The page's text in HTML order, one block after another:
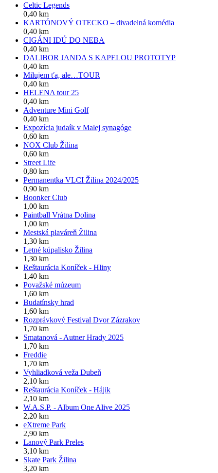
Celtic Legends
0,40 km
KARTÓNOVÝ OTECKO – divadelná komédia
0,40 km
CIGÁNI IDÚ DO NEBA
0,40 km
DALIBOR JANDA S KAPELOU PROTOTYP
0,40 km
Milujem ťa, ale…TOUR
0,40 km
HELENA tour 25
0,40 km
Adventure Mini Golf
0,40 km
Expozícia judaík v Malej synagóge
0,60 km
NOX Club Žilina
0,60 km
Street Life
0,80 km
Permanentka VLCI Žilina 2024/2025
0,90 km
Boonker Club
1,00 km
Paintball Vrátna Dolina
1,00 km
Mestská plaváreň Žilina
1,30 km
Letné kúpalisko Žilina
1,30 km
Reštaurácia Koníček - Hliny
1,40 km
Považské múzeum
1,60 km
Budatínsky hrad
1,60 km
Rozprávkový Festival Dvor Zázrakov
1,70 km
Smatanová - Autner Hrady 2025
1,70 km
Freddie
1,70 km
Vyhliadková veža Dubeň
2,10 km
Reštaurácia Koníček - Hájik
2,10 km
W.A.S.P. - Album One Alive 2025
2,20 km
eXtreme Park
2,90 km
Lanový Park Preles
3,10 km
Skate Park Žilina
3,20 km